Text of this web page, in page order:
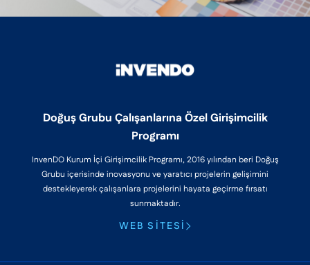
Doğuş Grubu Çalışanlarına Özel Girişimcilik
Programı
InvenDO Kurum İçi Girişimcilik Programı, 2016 yılından beri Doğuş
Grubu içerisinde inovasyonu ve yaratıcı projelerin gelişimini
destekleyerek çalışanlara projelerini hayata geçirme fırsatı
sunmaktadır.
WEB SITESI